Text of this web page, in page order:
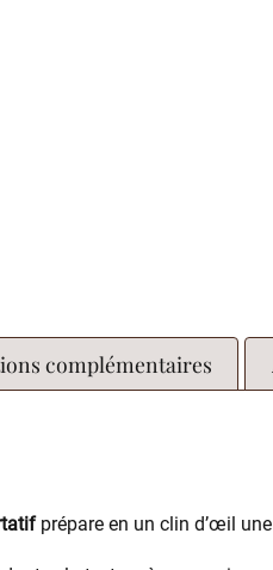
complémentaires
prépare en un clin d’œil